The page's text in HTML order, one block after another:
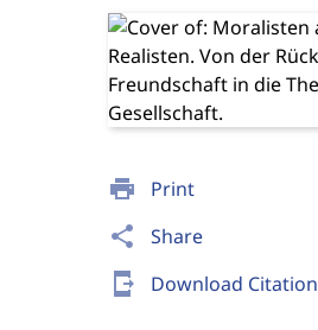
print Print
share Share
send_to_mobile Download Citation